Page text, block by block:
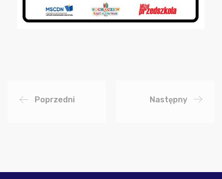
Poprzedni Następny